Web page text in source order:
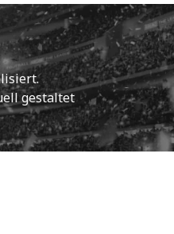
gestaltet